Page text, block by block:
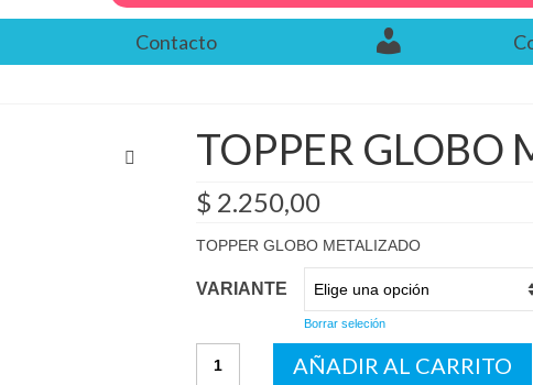
Contacto
TOPPER GLOBO
$ 2.250,00
TOPPER GLOBO METALIZADO
VARIANTE
Borrar seleción
GLOBO
AÑADIR AL CARRITO